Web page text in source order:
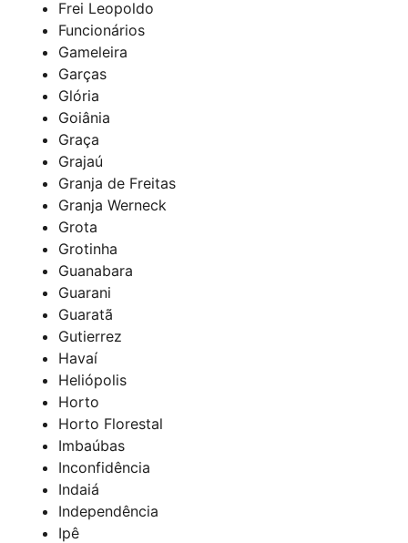
Frei Leopoldo
Funcionários
Gameleira
Garças
Glória
Goiânia
Graça
Grajaú
Granja de Freitas
Granja Werneck
Grota
Grotinha
Guanabara
Guarani
Guaratã
Gutierrez
Havaí
Heliópolis
Horto
Horto Florestal
Imbaúbas
Inconfidência
Indaiá
Independência
Ipê